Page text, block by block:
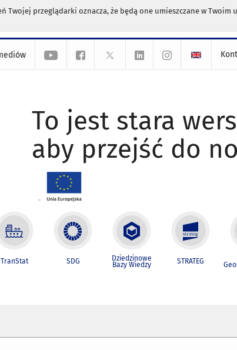
Twojej przeglądarki oznacza, że będą one umieszczane w
To jest stara
aby przejść do
TranStat SDG Dziedzinowe
Bazy Wiedzy STRATEG